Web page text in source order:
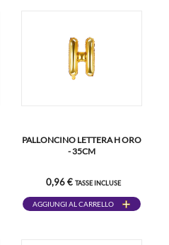
PALLONCINO LETTERA H ORO
- 35CM
0,96 € TASSE INCLUSE
AGGIUNGI AL CARRELLO